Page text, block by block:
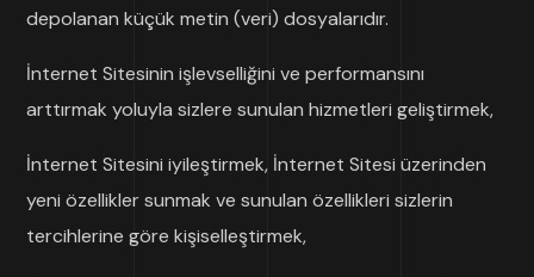
depolanan küçük metin (veri) dosyalarıdır.
İnternet Sitesinin işlevselliğini ve performansını
arttırmak yoluyla sizlere sunulan hizmetleri geliştirmek,
İnternet Sitesini iyileştirmek, İnternet Sitesi üzerinden
yeni özellikler sunmak ve sunulan özellikleri sizlerin
tercihlerine göre kişiselleştirmek,